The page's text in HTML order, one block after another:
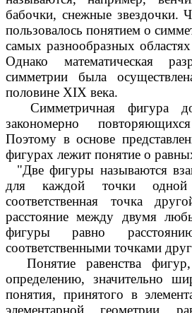
бабочки, снежные звездочки.
пользовалось понятием о
самых разнообразных областях
Однако математическая
симметрии была
половине XIX века.
Симметричная фигура
закономерно
Поэтому в основе
фигурах лежит понятие о
"Две фигуры называются
для каждой точки
соответственная точка
расстояние между двумя
фигуры равно
соответственными точками
Понятие равенства
определению, значительно
понятия, принятого в
элементарной геометрии